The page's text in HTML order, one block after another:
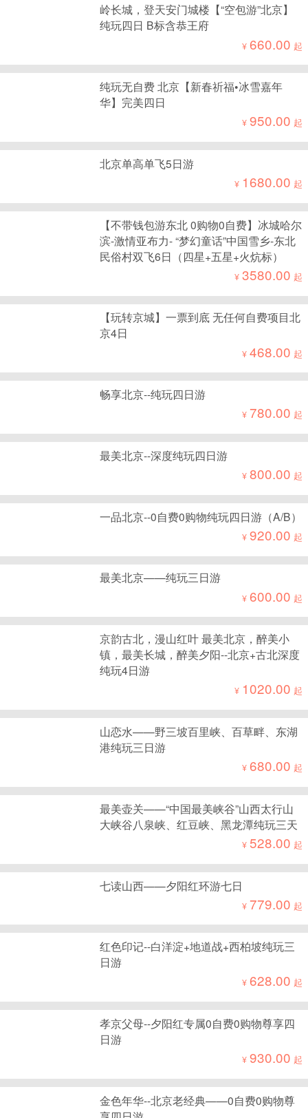
岭长城，登天安门城楼【“空包游”北京】
纯玩四日 B标含恭王府
¥660.00 起
纯玩无自费 北京【新春祈福•冰雪嘉年
华】完美四日
¥950.00 起
北京单高单飞5日游
¥ 1680.00 起
【不带钱包游东北 0购物0自费】冰城哈尔
滨-激情亚布力- “梦幻童话”中国雪乡-东北
民俗村双飞6日（四星+五星+火炕标）
¥3580.00 起
【玩转京城】一票到底 无任何自费项目北
京4日
¥468.00 起
畅享北京--纯玩四日游
¥ 780.00 起
最美北京--深度纯玩四日游
¥800.00 起
一品北京--0自费0购物纯玩四日游（A/B）
¥920.00 起
最美北京——纯玩三日游
¥600.00 起
京韵古北，漫山红叶 最美北京，醉美小
镇，最美长城，醉美夕阳--北京+古北深度
纯玩4日游
¥ 1020.00 起
山恋水——野三坡百里峡、百草畔、东湖
港纯玩三日游
¥680.00 起
最美壶关——“中国最美峡谷”山西太行山
大峡谷八泉峡、红豆峡、黑龙潭纯玩三天
¥528.00 起
七读山西——夕阳红环游七日
¥ 779.00 起
红色印记--白洋淀+地道战+西柏坡纯玩三
日游
¥628.00 起
孝京父母--夕阳红专属0自费0购物尊享四
日游
¥930.00 起
金色年华--北京老经典——0自费0购物尊